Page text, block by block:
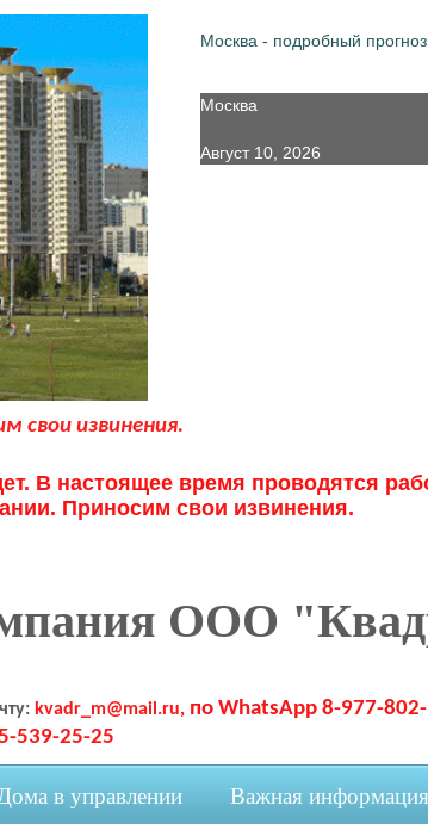
Москва - подробный
Москва
Август 10, 2026
свои извинения.
В настоящее время проводятся
Приносим свои извинения.
ООО
kvadr_m@mail.ru, по WhatsApp 8-977-
539-25-25
Дома в управлении Важная информация